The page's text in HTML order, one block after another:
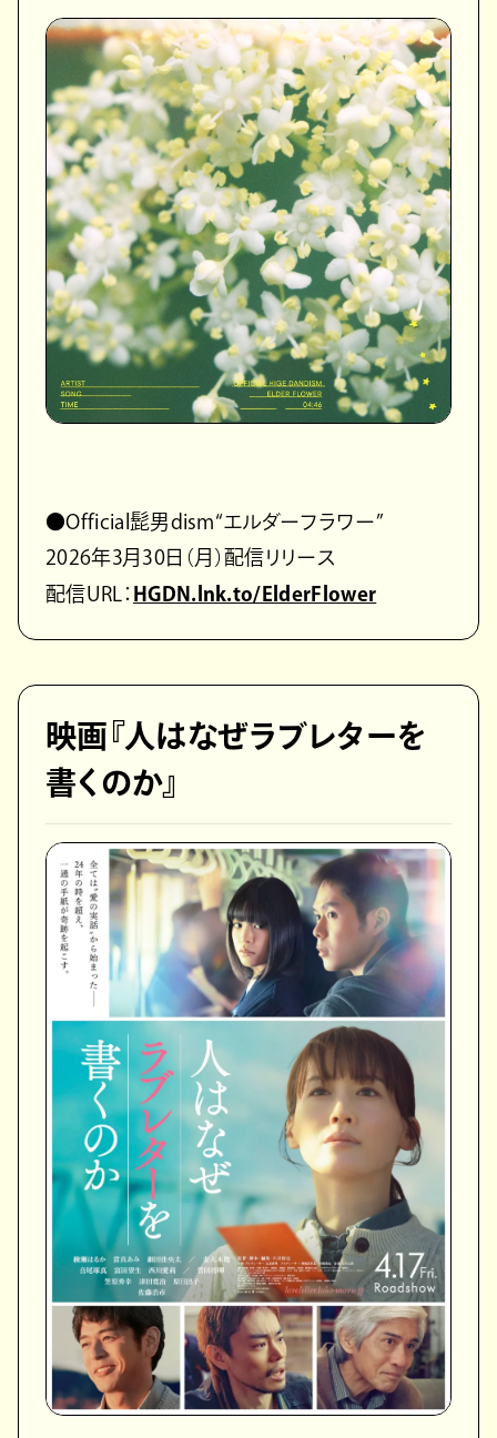
●Official髭男dism“エルダーフラワー”
2026年3月30日（月）配信リリース
配信URL： HGDN.lnk.to/ElderFlower
映画『人はなぜラブレターを
書くのか』